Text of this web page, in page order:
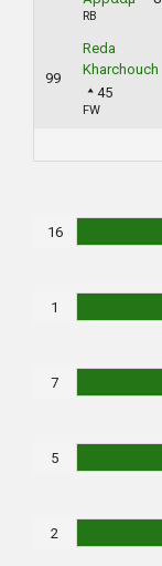
RB
99
Reda
Kharchouch
45
FW
16
1
7
5
2